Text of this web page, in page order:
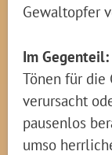
Gewaltopfer
Im Gegenteil:
Tönen für die
verursacht
pausenlos
umso